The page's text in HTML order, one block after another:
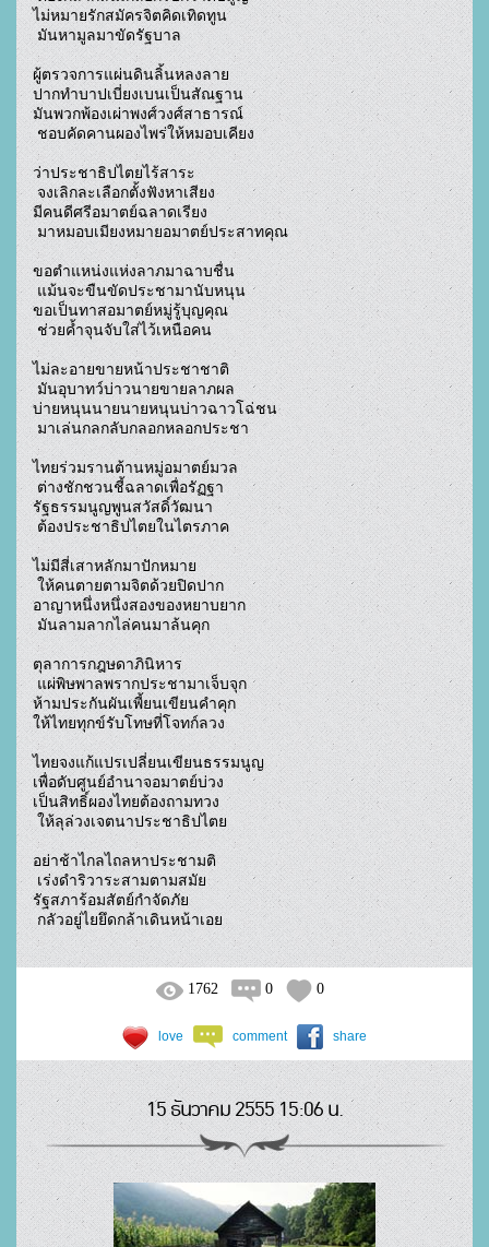
ไม่หมายรักสมัครจิตคิดเทิดทูน
ผู้ตรวจการแผ่นดินลิ้นหลงลาย
ปากทำบาปเบี่ยงเบนเป็นสัณฐาน
มันพวกพ้องเผ่าพงศ์วงศ์สาธารณ์
ว่าประชาธิปไตยไร้สาระ
มีคนดีศรีอมาตย์ฉลาดเรียง
ขอตำแหน่งแห่งลาภมาฉาบชื่น
ขอเป็นทาสอมาตย์หมู่รู้บุญคุณ
ไม่ละอายขายหน้าประชาชาติ
บ่ายหนุนนายนายหนุนบ่าวฉาวโฉ่ชน
ไทยร่วมรานต้านหมู่อมาตย์มวล
รัฐธรรมนูญพูนสวัสดิ์วัฒนา
ไม่มีสี่เสาหลักมาปักหมาย
อาญาหนึ่งหนึ่งสองของหยาบยาก
ตุลาการกฎษดาภินิหาร
ห้ามประกันผันเพี้ยนเขียนคำคุก
ให้ไทยทุกข์รับโทษที่โจทก์ลวง
ไทยจงแก้แปรเปลี่ยนเขียนธรรมนูญ
เพื่อดับศูนย์อำนาจอมาตย์บ่วง
เป็นสิทธิ์ผองไทยต้องถามทวง
อย่าช้าไกลไถลหาประชามติ
รัฐสภาร้อมสัตย์กำจัดภัย
กลัวอยู่ไยยึดกล้าเดินหน้าเอย
1762 0 0
love comment share
15 ธันวาคม 2555 15:06 น.